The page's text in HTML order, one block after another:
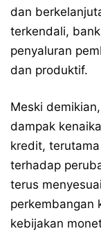
dan
terkendali,
penyaluran
dan produktif.
Meski
dampak
kredit,
terhadap
terus
perkembangan
kebijakan